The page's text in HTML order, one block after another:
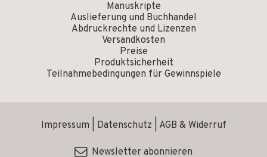
Manuskripte
Auslieferung und Buchhandel
Abdruckrechte und Lizenzen
Versandkosten
Preise
Produktsicherheit
Teilnahmebedingungen für Gewinnspiele
Impressum Datenschutz AGB & Widerruf
Newsletter abonnieren